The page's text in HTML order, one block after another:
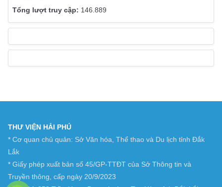
146.889
THƯ VIỆN HẢI PHÚ
* Cơ quan chủ quản: Sở Văn hóa, Thể thao và Du lịch tỉnh Đắk
Lắk
* Giấy phép xuất bản số 45/GP-TTĐT của Sở Thông tin và
Truyền thông, cấp ngày 20/9/2023